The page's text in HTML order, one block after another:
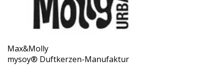
Max&Molly
mysoy‎® Duftkerzen-Manufaktur